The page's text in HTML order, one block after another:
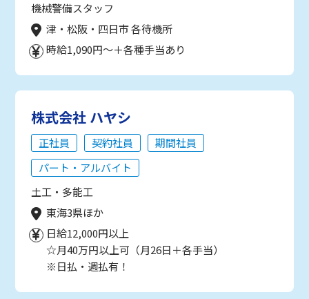
機械警備スタッフ
津・松阪・四日市 各待機所
時給1,090円～＋各種手当あり
株式会社 ハヤシ
正社員 契約社員
期間社員
パート・アルバイト
土工・多能工
東海3県ほか
日給12,000円以上
☆月40万円以上可（月26日＋各手当）
※日払・週払有！